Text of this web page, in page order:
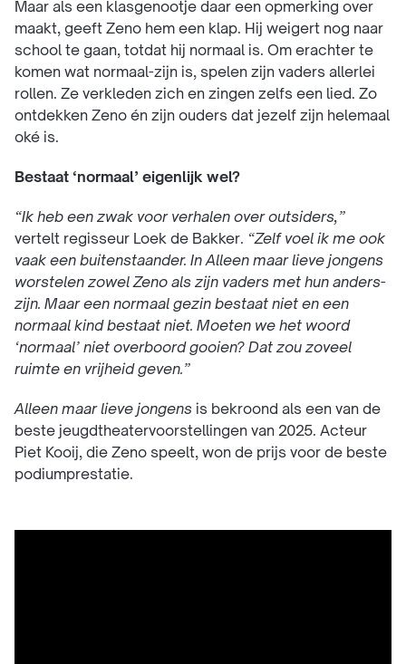
Maar als een klasgenootje daar een opmerking over
maakt, geeft Zeno hem een klap. Hij weigert nog naar
school te gaan, totdat hij normaal is. Om erachter te
komen wat normaal-zijn is, spelen zijn vaders allerlei
rollen. Ze verkleden zich en zingen zelfs een lied. Zo
ontdekken Zeno én zijn ouders dat jezelf zijn helemaal
oké is.
Bestaat ‘normaal’ eigenlijk wel?
“Ik heb een zwak voor verhalen over outsiders,”
vertelt regisseur Loek de Bakker. “Zelf voel ik me ook
vaak een buitenstaander. In Alleen maar lieve jongens
worstelen zowel Zeno als zijn vaders met hun anders-
zijn. Maar een normaal gezin bestaat niet en een
normaal kind bestaat niet. Moeten we het woord
‘normaal’ niet overboord gooien? Dat zou zoveel
ruimte en vrijheid geven.”
Alleen maar lieve jongens is bekroond als een van de
beste jeugdtheatervoorstellingen van 2025. Acteur
Piet Kooij, die Zeno speelt, won de prijs voor de beste
podiumprestatie.